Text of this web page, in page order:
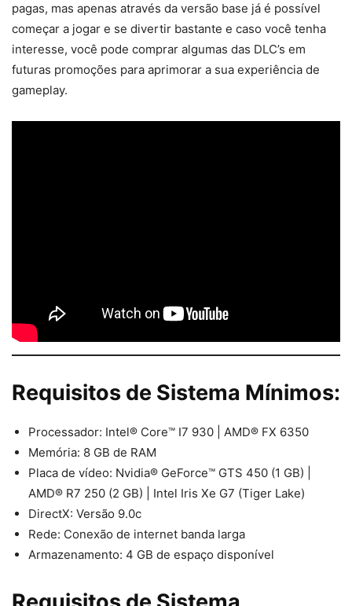
pagas, mas apenas através da versão base já é possível
começar a jogar e se divertir bastante e caso você tenha
interesse, você pode comprar algumas das DLC’s em
futuras promoções para aprimorar a sua experiência de
gameplay.
Requisitos de Sistema Mínimos:
Processador: Intel® Core™ I7 930 | AMD® FX 6350
Memória: 8 GB de RAM
Placa de vídeo: Nvidia® GeForce™ GTS 450 (1 GB) |
AMD® R7 250 (2 GB) | Intel Iris Xe G7 (Tiger Lake)
DirectX: Versão 9.0c
Rede: Conexão de internet banda larga
Armazenamento: 4 GB de espaço disponível